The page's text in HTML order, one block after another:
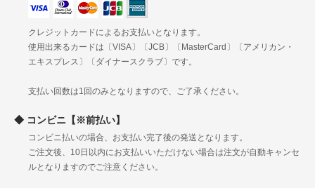
広島
四
国
徳島
香川
愛媛
1030円 1230円
九
州
福岡
佐賀
長崎
熊本
大分
宮崎
1140円 1340円 1480円
クレジットカードによるお支払いとなります。
使用出来るカードは〔VISA〕〔JCB〕〔MasterCard〕〔アメリカン・
エキスプレス〕〔ダイナースクラブ〕です。
支払い回数は1回のみとなりますので、ご了承ください。
コンビニ【※前払い】
コンビニ払いの場合、お支払い完了後の発送となります。
ご注文後、10日以内にお支払いいただけない場合は注文が自動キャンセ
ルとなりますのでご注意ください。